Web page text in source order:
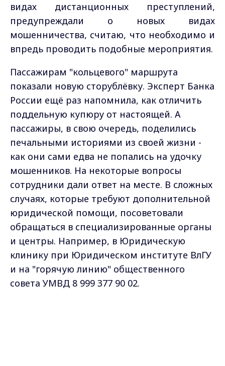
видах дистанционных преступлений,
предупреждали о новых видах
мошенничества, считаю, что необходимо и
впредь проводить подобные мероприятия.
Пассажирам "кольцевого" маршрута
показали новую сторублёвку. Эксперт Банка
России ещё раз напомнила, как отличить
поддельную купюру от настоящей. А
пассажиры, в свою очередь, поделились
печальными историями из своей жизни -
как они сами едва не попались на удочку
мошенников. На некоторые вопросы
сотрудники дали ответ на месте. В сложных
случаях, которые требуют дополнительной
юридической помощи, посоветовали
обращаться в специализированные органы
и центры. Например, в Юридическую
клинику при Юридическом институте ВлГУ
и на "горячую линию" общественного
совета УМВД 8 999 377 90 02.